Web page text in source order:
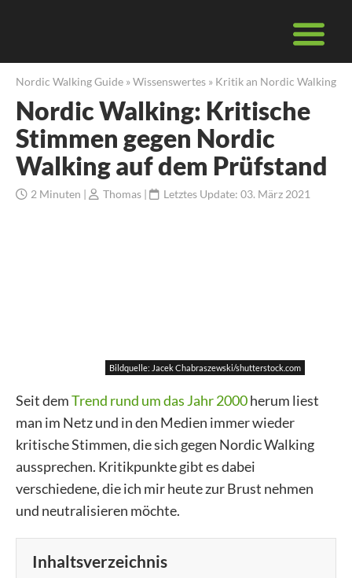
Nordic Walking Guide »Wissenswertes » Kritik an Nordic Walking
Nordic Walking: Kritische
Stimmen gegen Nordic
Walking auf dem Prüfstand
2 Minuten | Thomas | Letztes Update: 03. März 2021
Bildquelle: Jacek Chabraszewski/shutterstock.com
Seit demTrend rund um das Jahr 2000herum liest
man im Netz und in den Medien immer wieder
kritische Stimmen, die sich gegen Nordic Walking
aussprechen. Kritikpunkte gibt es dabei
verschiedene, die ich mir heute zur Brust nehmen
und neutralisieren möchte.
Inhaltsverzeichnis